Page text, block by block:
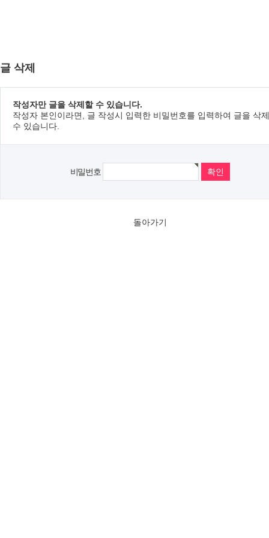
글 삭제
작성자만 글을 삭제할 수 있습니다.
작성자 본인이라면, 글 작성시 입력한 비밀번호를 입력하여 글을 삭
수 있습니다.
비밀번호
돌아가기